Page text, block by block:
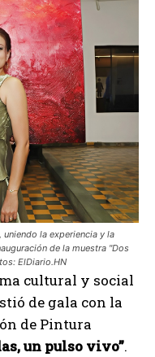
uniendo la experiencia y la
de la muestra "Dos
ElDiario.HN
cultural y social
de gala con la
de Pintura
un pulso vivo”.